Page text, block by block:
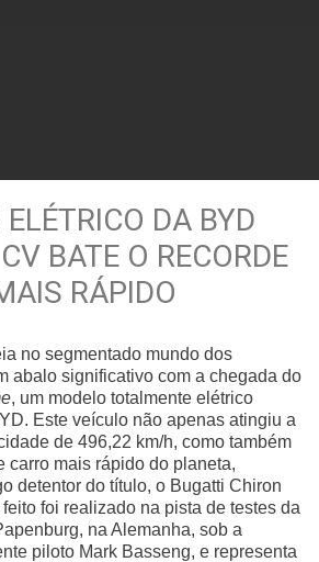
DA BYD
BATE O RECORDE
RÁPIDO
no segmentado mundo dos
abalo significativo com a chegada do
, um modelo totalmente elétrico
Este veículo não apenas atingiu a
de 496,22 km/h, como também
carro mais rápido do planeta,
detentor do título, o Bugatti Chiron
foi realizado na pista de testes da
na Alemanha, sob a
piloto Mark Basseng, e representa